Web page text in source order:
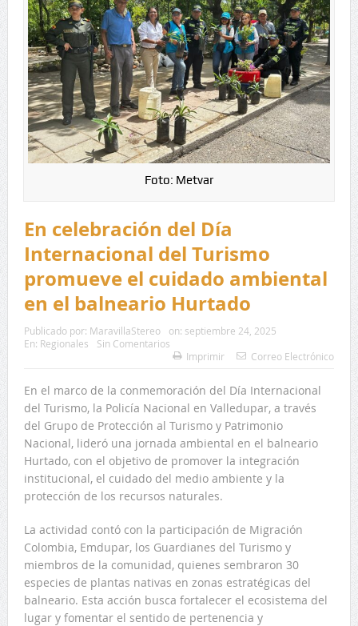
Foto: Metvar
En celebración del Día
Internacional del Turismo
promueve el cuidado ambiental
en el balneario Hurtado
Publicado por: MaravillaStereo on: septiembre 24, 2025
En: Regionales
Sin Comentarios
Imprimir
Correo Electrónico
En el marco de la conmemoración del Día Internacional
del Turismo, la Policía Nacional en Valledupar, a través
del Grupo de Protección al Turismo y Patrimonio
Nacional, lideró una jornada ambiental en el balneario
Hurtado, con el objetivo de promover la integración
institucional, el cuidado del medio ambiente y la
protección de los recursos naturales.
La actividad contó con la participación de Migración
Colombia, Emdupar, los Guardianes del Turismo y
miembros de la comunidad, quienes sembraron 30
especies de plantas nativas en zonas estratégicas del
balneario. Esta acción busca fortalecer el ecosistema del
lugar y fomentar el sentido de pertenencia y